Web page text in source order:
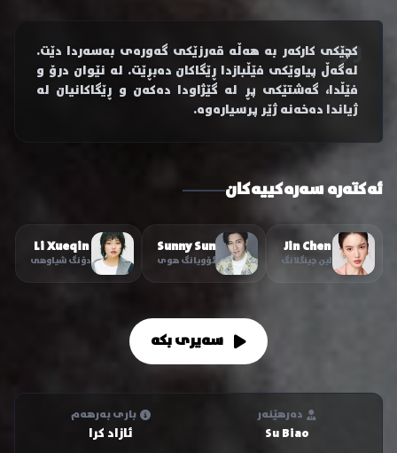
کچێکی کارکەر بە هەڵە قەرزێکی گەورەی بەسەردا دێت.
لەگەڵ پیاوێکی فێڵبازدا ڕێگاکان دەبڕێت. لە نێوان درۆ و
فێڵدا، گەشتێکی پڕ لە گێژاودا دەکەن و ڕێگاکانیان لە
ژیاندا دەخەنە ژێر پرسیارەوە.
ئەکتەرە سەرەکییەکان
Jin Chen
لین چینگلانگ
Sunny Sun
ئۆویانگ هوی
Li Xueqin
دۆنگ شیاوهی
سەیری بکە
دەرهێنەر
Su Biao
باری بەرهەم
ئازاد کرا